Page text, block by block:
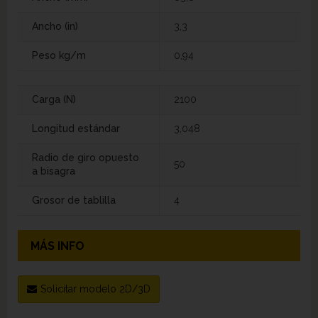
Ancho (in) 3,3
Peso kg/m 0,94
Carga (N) 2100
Longitud estándar 3,048
Radio de giro opuesto
a bisagra
50
Grosor de tablilla 4
MÁS INFO
Solicitar modelo 2D/3D